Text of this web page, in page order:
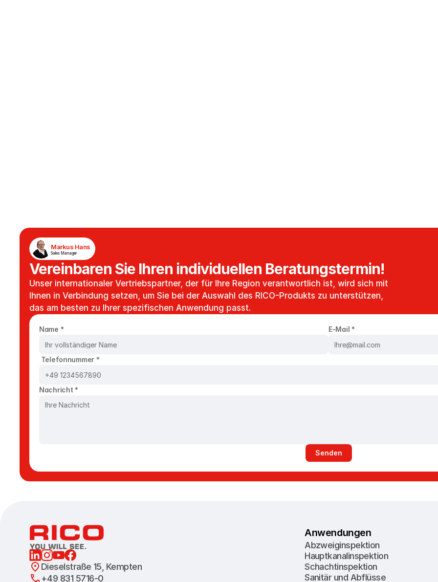
Markus Hans
Sales Manager
Vereinbaren Sie Ihren individuellen Beratungstermin!
Unser internationaler Vertriebspartner, der für Ihre Region verantwortlich ist, wird sich mit
Ihnen in Verbindung setzen, um Sie bei der Auswahl des RICO-Produkts zu unterstützen,
das am besten zu Ihrer spezifischen Anwendung passt.
Name * E-Mail *
Telefonnummer *
Nachricht *
Senden
Dieselstraße 15, Kempten
+49 831 5716-0
Anwendungen
Abzweiginspektion
Hauptkanalinspektion
Schachtinspektion
Sanitär und Abflüsse